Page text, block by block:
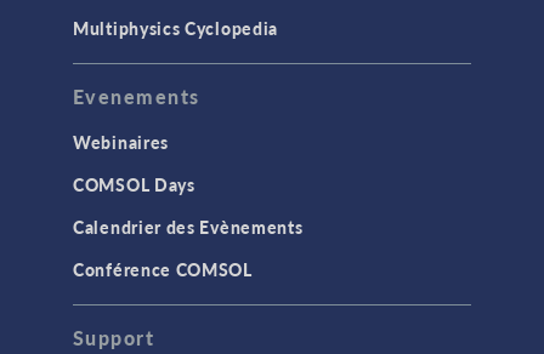
Multiphysics Cyclopedia
Evenements
Webinaires
COMSOL Days
Calendrier des Evènements
Conférence COMSOL
Support